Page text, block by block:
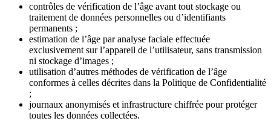
contrôles de vérification de l’âge avant tout stockage ou
traitement de données personnelles ou d’identifiants
permanents ;
estimation de l’âge par analyse faciale effectuée
exclusivement sur l’appareil de l’utilisateur, sans transmission
ni stockage d’images ;
utilisation d’autres méthodes de vérification de l’âge
conformes à celles décrites dans la Politique de Confidentialité
;
journaux anonymisés et infrastructure chiffrée pour protéger
toutes les données collectées.